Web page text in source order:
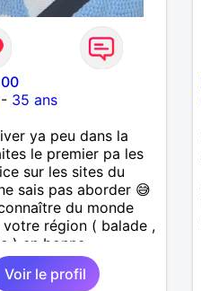
35 ans
ya peu dans la
le premier pa les
sur les sites du
sais pas aborder 😅
du monde
région ( balade ,
) en bonne
Voir le profil